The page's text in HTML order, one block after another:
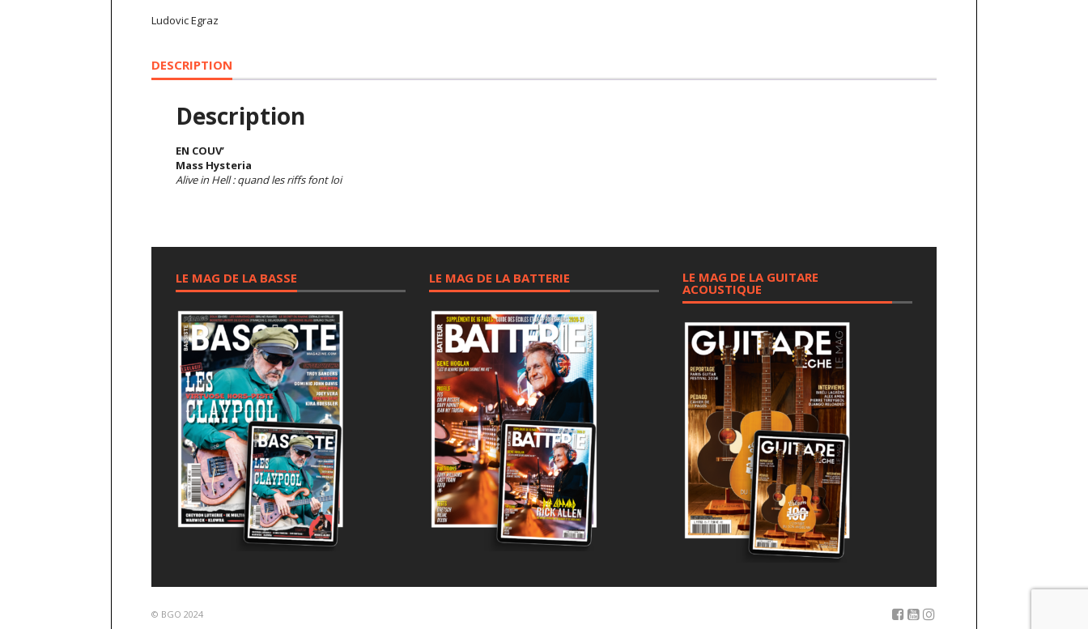
Ludovic Egraz
DESCRIPTION
Description
EN COUV’
Mass Hysteria
Alive in Hell : quand les riffs font loi
LE MAG DE LA BASSE LE MAG DE LA BATTERIE LE MAG DE LA GUITARE
ACOUSTIQUE
© BGO 2024